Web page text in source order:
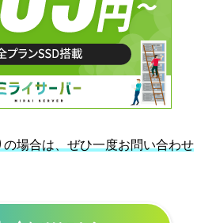
場合は、ぜひ一度お問い合わせ